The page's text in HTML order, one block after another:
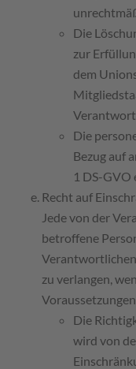
Die
zur
dem
Die
Bezug auf
1 DS-GVO
​Recht auf
​Jede von der
betroffene
zu verlangen,
Die
wird von